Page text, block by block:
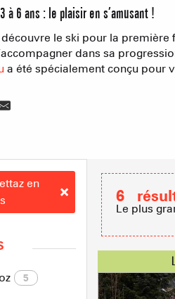
à 6 ans : le plaisir en s’amusant !
le ski pour la première
dans sa
a été spécialement conçu pour
en
5
6
Le plus